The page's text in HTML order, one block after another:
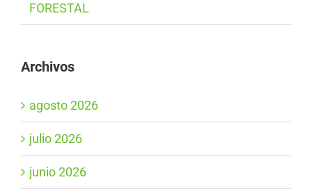
FORESTAL
Archivos
agosto 2026
julio 2026
junio 2026